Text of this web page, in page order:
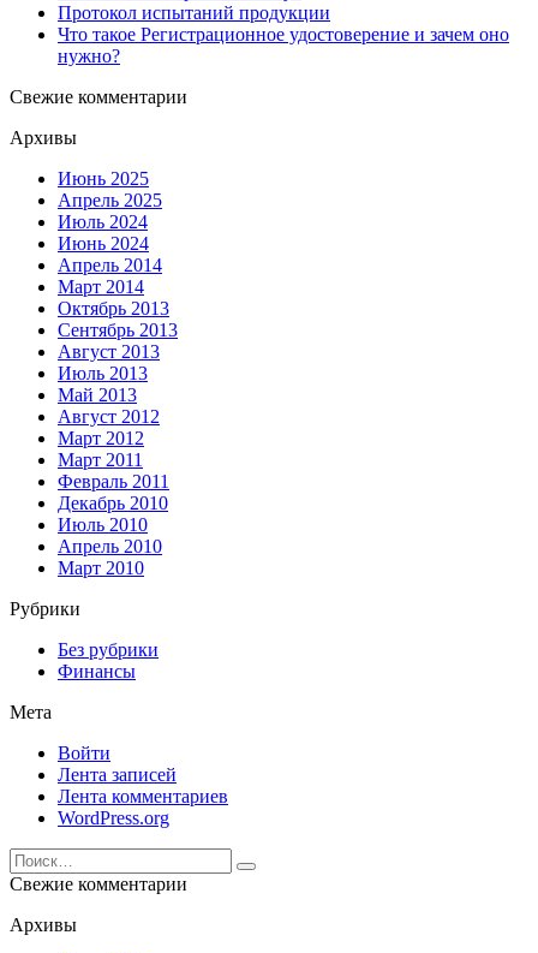
Протокол испытаний продукции
Что такое Регистрационное удостоверение и зачем оно
нужно?
Свежие комментарии
Архивы
Июнь 2025
Апрель 2025
Июль 2024
Июнь 2024
Апрель 2014
Март 2014
Октябрь 2013
Сентябрь 2013
Август 2013
Июль 2013
Май 2013
Август 2012
Март 2012
Март 2011
Февраль 2011
Декабрь 2010
Июль 2010
Апрель 2010
Март 2010
Рубрики
Без рубрики
Финансы
Мета
Войти
Лента записей
Лента комментариев
WordPress.org
Search
for:
Свежие комментарии
Архивы